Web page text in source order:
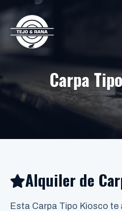
contenido
Carpa
Alquiler de
Esta Carpa Tipo Kiosco